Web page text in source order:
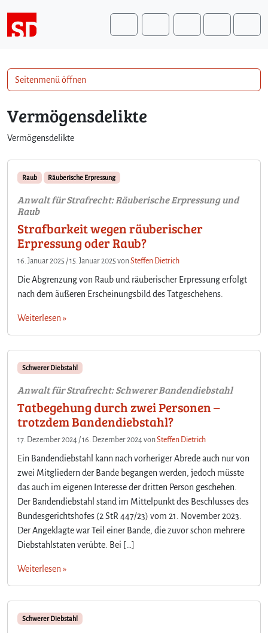
Search
Vermögensdelikte
Vermögensdelikte
Raub Räuberische Erpressung
Anwalt für Strafrecht: Räuberische Erpressung und
Raub
Strafbarkeit wegen räuberischer
Erpressung oder Raub?
16. Januar 2025 /15. Januar 2025vonSteffen Dietrich
Die Abgrenzung von Raub und räuberischer Erpressung erfolgt
nach dem äußeren Erscheinungsbild des Tatgeschehens.
Weiterlesen »
Schwerer Diebstahl
Anwalt für Strafrecht: Schwerer Bandendiebstahl
Tatbegehung durch zwei Personen –
trotzdem Bandendiebstahl?
17. Dezember 2024 /16. Dezember 2024vonSteffen Dietrich
Ein Bandendiebstahl kann nach vorheriger Abrede auch nur von
zwei Mitgliedern der Bande begangen werden, jedoch müsste
das auch im eigenen Interesse der dritten Person geschehen.
Der Bandendiebstahl stand im Mittelpunkt des Beschlusses des
Bundesgerichtshofes (2 StR 447/23) vom 21. November 2023.
Der Angeklagte war Teil einer Bande, die zuvor schon mehrere
Diebstahlstaten verübte. Bei […]
Weiterlesen »
Schwerer Diebstahl
Seitenmenü öffnen